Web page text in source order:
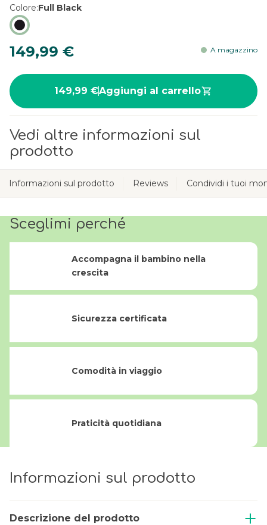
Informazioni sul prodotto
Descrizione del prodotto
Colore Full Black
149,99 € A magazzino
149,99 €Aggiungi al carrello
Vedi altre informazioni sul
prodotto
Informazioni sul prodotto Reviews Condividi i tuoi
Sceglimi perché
Accompagna il bambino nella
crescita
Sicurezza certificata
Comodità in viaggio
Praticità quotidiana